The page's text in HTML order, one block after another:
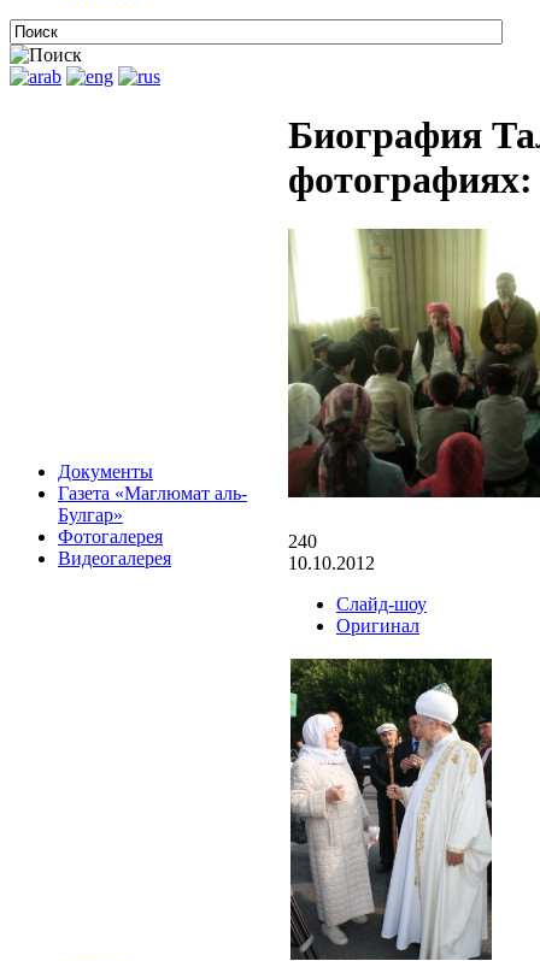
Документы
Газета «Маглюмат аль-
Булгар»
Фотогалерея
Видеогалерея
Биография
фотографиях:
240
10.10.2012
Слайд-шоу
Оригинал